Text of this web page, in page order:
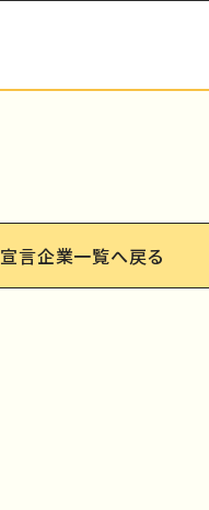
宣言企業一覧へ戻る